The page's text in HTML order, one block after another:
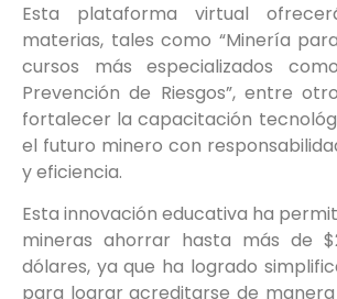
Esta plataforma virtual
materias, tales como “Minería
cursos más especializados
Prevención de Riesgos”, entre
fortalecer la capacitación
el futuro minero con
y eficiencia.
Esta innovación educativa ha
mineras ahorrar hasta más de
dólares, ya que ha logrado
para lograr acreditarse de